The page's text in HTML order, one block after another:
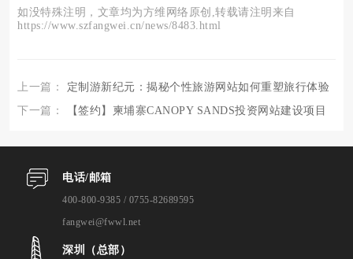
如没特殊注明，文章均为方维网络原创,转载请注明来自
https://www.szfangwei.cn/news/8483.html
上一篇： 定制游新纪元：揭秘个性旅游网站如何重塑旅行体验
下一篇：
【签约】柬埔寨CANOPY SANDS投资网站建设项目
电话/邮箱
400-800-9385 / 0755-82689595
fangwei@fwwl.net
深圳（总部）